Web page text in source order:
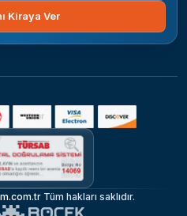
Kiraya Ver
Tüm hakları saklıdır.